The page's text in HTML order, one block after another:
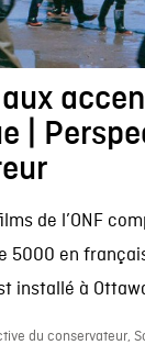
|
de l’ONF
5000 en
installé à
du conservateur,